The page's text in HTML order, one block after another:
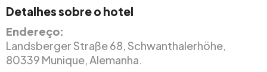
Detalhes sobre o hotel
Endereço:
Landsberger Straße 68, Schwanthalerhöhe,
80339 Munique, Alemanha.